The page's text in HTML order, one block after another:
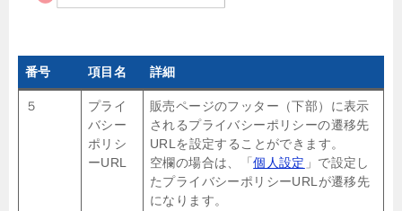
番号 項目名 詳細
５
プライ
バシー
ポリシ
ーURL
販売ページのフッター（下部）に表示
されるプライバシーポリシーの遷移先
URLを設定することができます。
空欄の場合は、「個人設定 」で設定し
たプライバシーポリシーURLが遷移先
になります。